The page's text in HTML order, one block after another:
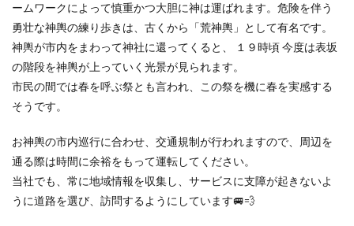
ームワークによって慎重かつ大胆に神は運ばれます。危険を伴う
勇壮な神輿の練り歩きは、古くから「荒神輿」として有名です。
神輿が市内をまわって神社に還ってくると、 １９時頃 今度は表坂
の階段を神輿が上っていく光景が見られます。
市民の間では春を呼ぶ祭とも言われ、この祭を機に春を実感する
そうです。
お神輿の市内巡行に合わせ、交通規制が行われますので、周辺を
通る際は時間に余裕をもって運転してください。
当社でも、常に地域情報を収集し、サービスに支障が起きないよ
うに道路を選び、訪問するようにしています🚐💨